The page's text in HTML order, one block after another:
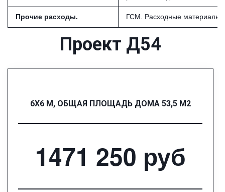
Прочие расходы. ГСМ. Расходные материалы
Проект Д54
6Х6 М, ОБЩАЯ ПЛОЩАДЬ ДОМА 53,5 М2
1471 250 руб